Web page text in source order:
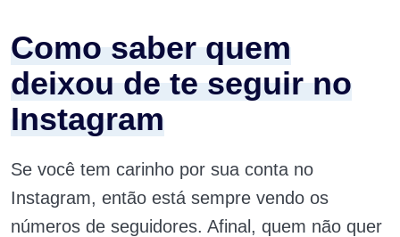
Como saber quem
deixou de te seguir no
Instagram
Se você tem carinho por sua conta no
Instagram, então está sempre vendo os
números de seguidores. Afinal, quem não quer